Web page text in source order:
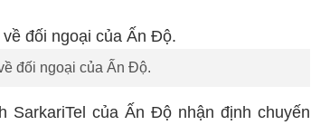
đối ngoại của Ấn Độ.
SarkariTel của Ấn Độ nhận định chuyến